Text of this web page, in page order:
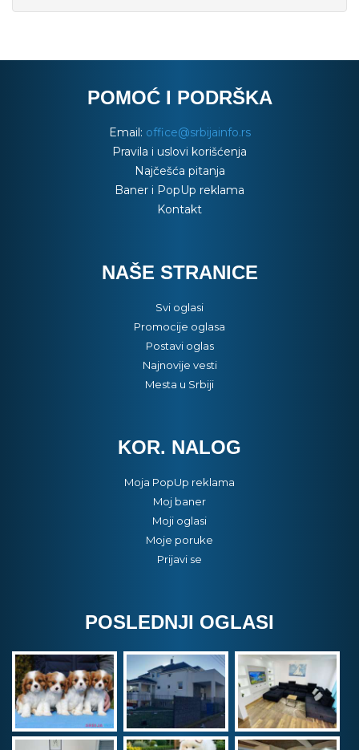
POMOĆ I PODRŠKA
Email: office@srbijainfo.rs
Pravila i uslovi korišćenja
Najčešća pitanja
Baner i PopUp reklama
Kontakt
NAŠE STRANICE
Svi oglasi
Promocije oglasa
Postavi oglas
Najnovije vesti
Mesta u Srbiji
KOR. NALOG
Moja PopUp reklama
Moj baner
Moji oglasi
Moje poruke
Prijavi se
POSLEDNJI OGLASI